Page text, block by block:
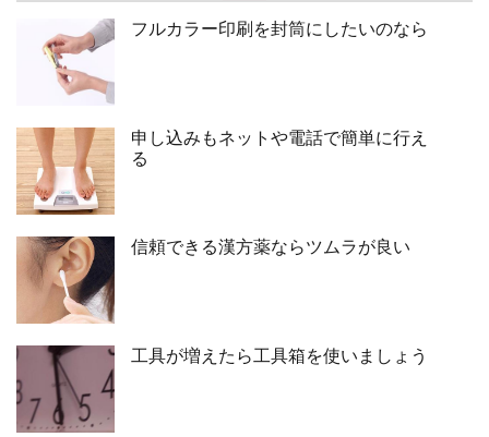
フルカラー印刷を封筒にしたいのなら
申し込みもネットや電話で簡単に行え
る
信頼できる漢方薬ならツムラが良い
工具が増えたら工具箱を使いましょう